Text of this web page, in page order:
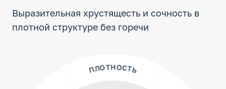
Выразительная хрустящесть и сочность в
плотной структуре без горечи
ПЛОТНОСТЬ